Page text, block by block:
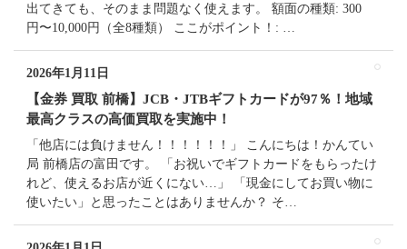
出てきても、そのまま問題なく使えます。 額面の種類: 300
円〜10,000円（全8種類） ここがポイント！: …
2026年1月11日
【金券 買取 前橋】JCB・JTBギフトカードが97％！地域
最高クラスの高価買取を実施中！
「他店には負けません！！！！！！」 こんにちは！かんてい
局 前橋店の富田です。 「お祝いでギフトカードをもらったけ
れど、使えるお店が近くにない…」 「現金にしてお買い物に
使いたい」と思ったことはありませんか？ そ…